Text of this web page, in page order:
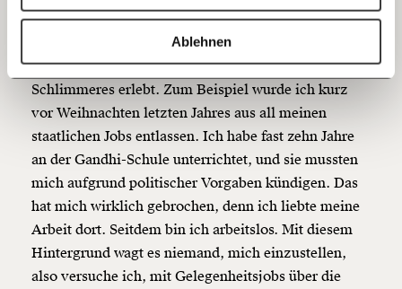
Ablehnen
20€ 40€
Ich möchte meine Spende verschenken.
Du erhältst eine E-Mail mit deiner
Geschenkurkunde im PDF-Format, welche Du
ausdrucken oder weiterleiten und verschenken
kannst.
https://www.moment.at/story/pride-ungarn/?utm_campaign=morgenmoment&utm_medium=referral&utm_source=morgen.moment.at
Staatsanwaltschaft noch keine Unterlagen erhalten.
Um ehrlich zu sein, betrifft mich dieses Verfahren
emotional nicht sehr. Ich habe im vergangenen Jahr
Schlimmeres erlebt. Zum Beispiel wurde ich kurz
vor Weihnachten letzten Jahres aus all meinen
staatlichen Jobs entlassen. Ich habe fast zehn Jahre
an der Gandhi-Schule unterrichtet, und sie mussten
mich aufgrund politischer Vorgaben kündigen. Das
hat mich wirklich gebrochen, denn ich liebte meine
Arbeit dort. Seitdem bin ich arbeitslos. Mit diesem
Hintergrund wagt es niemand, mich einzustellen,
also versuche ich, mit Gelegenheitsjobs über die